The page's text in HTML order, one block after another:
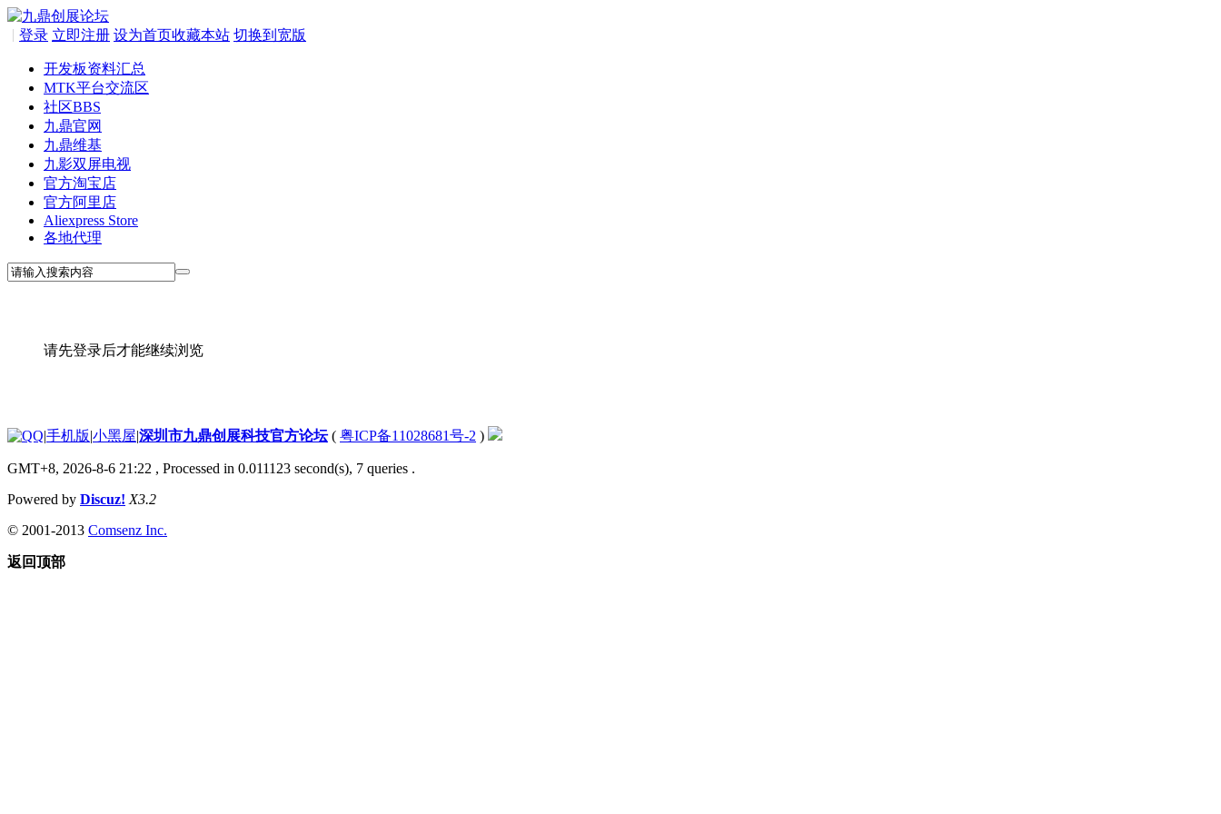
登录
| 立即注册 设为首页收藏本站 切换到宽版
开发板资料汇总
MTK平台交流区
社区BBS
九鼎官网
九鼎维基
九影双屏电视
官方淘宝店
官方阿里店
Aliexpress Store
各地代理
请先登录后才能继续浏览
|手机版|小黑屋|深圳市九鼎创展科技官方论坛( 粤ICP备11028681号-2 )
GMT+8, 2026-8-6 21:22 , Processed in 0.011123 second(s), 7 queries .
Powered by Discuz! X3.2
© 2001-2013 Comsenz Inc.
返回顶部